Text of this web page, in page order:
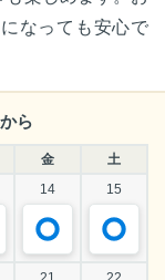
なっても安心で
ら
金
土
14 15